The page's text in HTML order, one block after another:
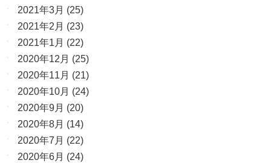
2021年3月 (25)
2021年2月 (23)
2021年1月 (22)
2020年12月 (25)
2020年11月 (21)
2020年10月 (24)
2020年9月 (20)
2020年8月 (14)
2020年7月 (22)
2020年6月 (24)